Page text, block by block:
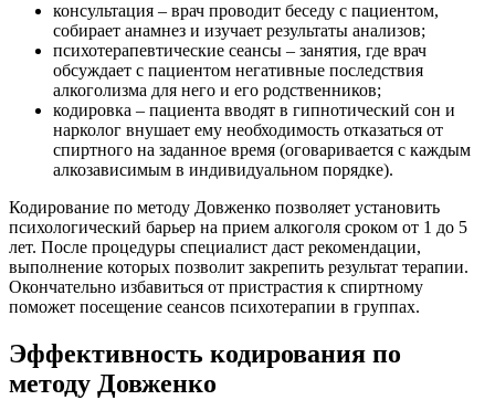
консультация – врач проводит беседу с пациентом,
собирает анамнез и изучает результаты анализов;
психотерапевтические сеансы – занятия, где врач
обсуждает с пациентом негативные последствия
алкоголизма для него и его родственников;
кодировка – пациента вводят в гипнотический сон и
нарколог внушает ему необходимость отказаться от
спиртного на заданное время (оговаривается с каждым
алкозависимым в индивидуальном порядке).
Кодирование по методу Довженко позволяет установить
психологический барьер на прием алкоголя сроком от 1 до 5
лет. После процедуры специалист даст рекомендации,
выполнение которых позволит закрепить результат терапии.
Окончательно избавиться от пристрастия к спиртному
поможет посещение сеансов психотерапии в группах.
Эффективность кодирования по
методу Довженко